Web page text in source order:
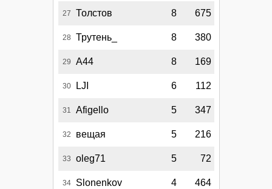
27 Толстов 8 675
28 Трутень_ 8 380
29 A44 8 169
30 LJI 6 112
31 Afigello 5 347
32 вещая 5 216
33 oleg71 5 72
34 Slonenkov 4 464